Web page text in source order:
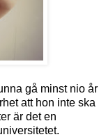
gå minst nio år
att hon inte ska
är det en